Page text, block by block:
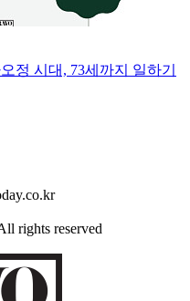
정 시대, 73세까지 일하기
rights reserved